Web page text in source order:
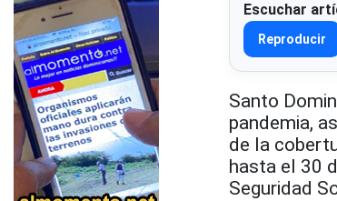
Escuchar
Reproducir
Santo
pandemia,
de la
hasta el 30
Seguridad